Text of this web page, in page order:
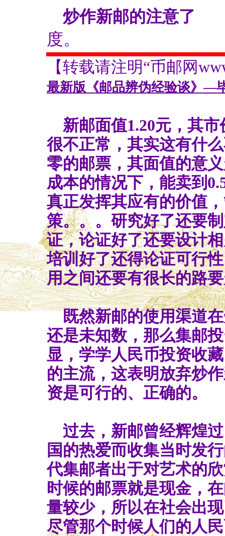
炒作新邮的注意了
度。
【转载请注明“币邮网
最新版《邮品辨伪经验谈》—
新邮面值1.20元，其市
很不正常，其实这有什
零的邮票，其面值的意
成本的情况下，能卖到
真正发挥其应有的价值
策。。。研究好了还要
证，论证好了还要设计
培训好了还得论证可行
用之间还要有很长的路
既然新邮的使用渠道在
还是未知数，那么集邮
显，学学人民币投资收
的主流，这表明放弃炒
资是可行的、正确的。
过去，新邮曾经辉煌
国的热爱而收集当时发
代集邮者出于对艺术的
时候的邮票就是现金，
量较少，所以在社会出
尽管那个时候人们的人